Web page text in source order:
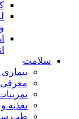
سلامت
بیماری
معرفی
تغذیه
طب